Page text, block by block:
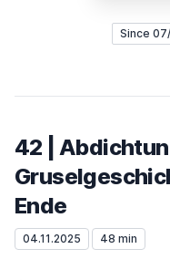
Since
42 |
Ende
04.11.2025 48 min